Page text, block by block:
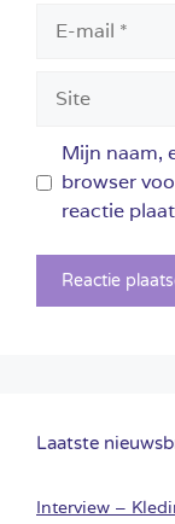
mail
Mijn naam,
browser
reactie
Laatste
Interview –